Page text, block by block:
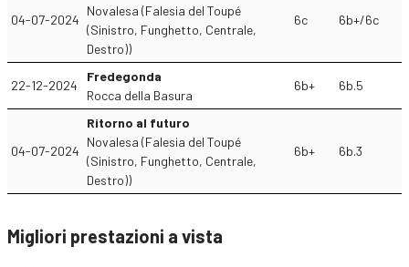
04-07-2024
Novalesa (Falesia del Toupé
(Sinistro, Funghetto, Centrale,
Destro))
6c 6b+/6c
22-12-2024
Fredegonda
Rocca della Basura
6b+ 6b.5
04-07-2024
Ritorno al futuro
Novalesa (Falesia del Toupé
(Sinistro, Funghetto, Centrale,
Destro))
6b+ 6b.3
Migliori prestazioni a vista